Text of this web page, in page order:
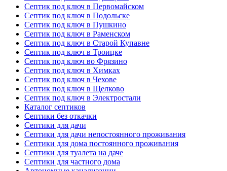
Септик под ключ в Первомайском
Септик под ключ в Подольске
Септик под ключ в Пушкино
Септик под ключ в Раменском
Септик под ключ в Старой Купавне
Септик под ключ в Троицке
Септик под ключ во Фрязино
Септик под ключ в Химках
Септик под ключ в Чехове
Септик под ключ в Щелково
Септик под ключ в Электростали
Каталог септиков
Септики без откачки
Септики для дачи
Септики для дачи непостоянного проживания
Септики для дома постоянного проживания
Септики для туалета на даче
Септики для частного дома